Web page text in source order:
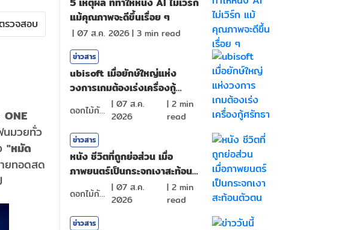
รวจสอบ
ONE
มวยทั่ว
"หมัด
ยทอดสด
แม้คุณภาพจะดีขึ้นเรื่อย ๆ
| 07 ส.ค. 2026| 3 min read
ข่าวสาร
ubisoft เมื่อยักษ์ใหญ่แห่ง
วงการเกมต้องเร่งเครื่องกู้
ศรัทธา
ดอกไม้กับสายน้ำ | 07 ส.ค.
2026
| 2min
read
ข่าวสาร
หนัง ชีวิตที่ถูกย่อส่วน เมื่อ
ภาพยนตร์เป็นกระจกเงาสะท้อน
ตัวตน
ดอกไม้กับสายน้ำ | 07 ส.ค.
2026
| 2min
read
ข่าวสาร